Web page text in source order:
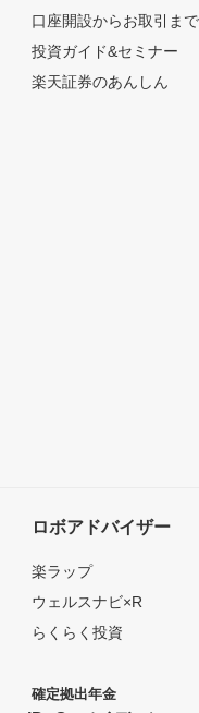
口座開設からお取引ま
投資ガイド&セミナー
楽天証券のあんしん
ロボアドバイザー
楽ラップ
ウェルスナビ×R
らくらく投資
確定拠出年金